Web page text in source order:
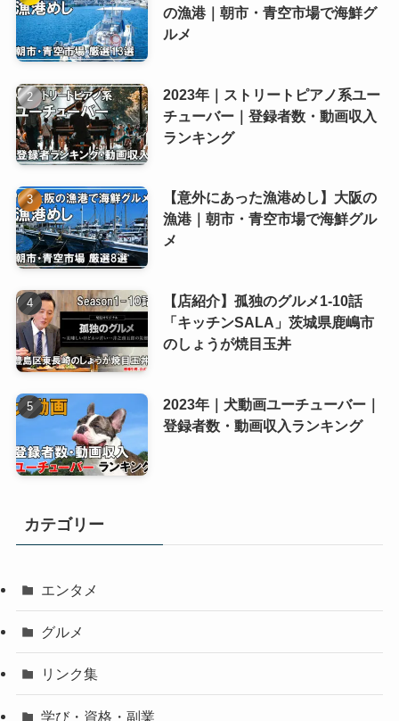
の漁港｜朝市・青空市場で海鮮グ
ルメ
2023年｜ストリートピアノ系ユー
チューバー｜登録者数・動画収入
ランキング
【意外にあった漁港めし】大阪の
漁港｜朝市・青空市場で海鮮グル
メ
【店紹介】孤独のグルメ1-10話
「キッチンSALA」茨城県鹿嶋市
のしょうが焼目玉丼
2023年｜犬動画ユーチューバー｜
登録者数・動画収入ランキング
カテゴリー
エンタメ
グルメ
リンク集
学び・資格・副業